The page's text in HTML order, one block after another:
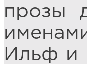
прозы
Ильф и